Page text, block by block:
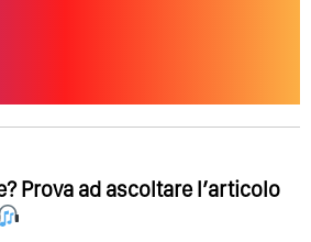
Prova ad ascoltare l’articolo